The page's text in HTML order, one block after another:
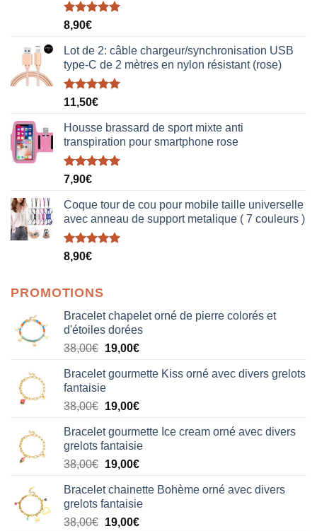
Note5.00
8,90€
Lot de 2: câble chargeur/synchronisation USB
type-C de 2 mètres en nylon résistant (rose)
Note5.00
11,50€
Housse brassard de sport mixte anti
transpiration pour smartphone rose
Note5.00
7,90€
Coque tour de cou pour mobile taille universelle
avec anneau de support metalique ( 7 couleurs )
Note5.00
8,90€
PROMOTIONS
Bracelet chapelet orné de pierre colorés et
d'étoiles dorées
38,00€ Le
initial
était :
38,00€.
19,00€Le
actuel
19,00€.
Bracelet gourmette Kiss orné avec divers grelots
fantaisie
38,00€ Le
initial
était :
38,00€.
19,00€Le
actuel
est :
19,00€.
Bracelet gourmette Ice cream orné avec divers
grelots fantaisie
38,00€ Le
initial
était :
38,00€.
19,00€Le
actuel
est :
19,00€.
Bracelet chainette Bohème orné avec divers
grelots fantaisie
38,00€ Le
19,00€Le